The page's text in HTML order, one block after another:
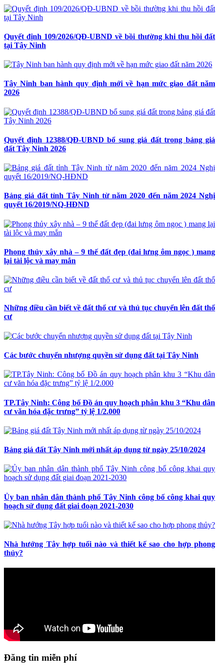
Quyết định 109/2026/QĐ-UBND về bồi thường khi thu hồi đất
tại Tây Ninh
Tây Ninh ban hành quy định mới về hạn mức giao đất năm
2026
Quyết định 12388/QĐ-UBND bổ sung giá đất trong bảng giá
đất Tây Ninh 2026
Bảng giá đất tỉnh Tây Ninh từ năm 2020 đến năm 2024 Nghị
quyết 16/2019/NQ-HĐND
Phong thủy xây nhà – 9 thế đất đẹp (đai lưng ôm ngọc ) mang
lại tài lộc và may mắn
Những điều cần biết về đất thổ cư và thủ tục chuyển lên đất thổ
cư
Các bước chuyển nhượng quyền sử dụng đất tại Tây Ninh
TP.Tây Ninh: Công bố Đồ án quy hoạch phân khu 3 “Khu dân
cư văn hóa đặc trưng” tỷ lệ 1/2.000
Bảng giá đất Tây Ninh mới nhất áp dụng từ ngày 25/10/2024
Ủy ban nhân dân thành phố Tây Ninh công bố công khai quy
hoạch sử dụng đất giai đoạn 2021-2030
Nhà hướng Tây hợp tuổi nào và thiết kế sao cho hợp phong
thủy?
Đăng tin miễn phí